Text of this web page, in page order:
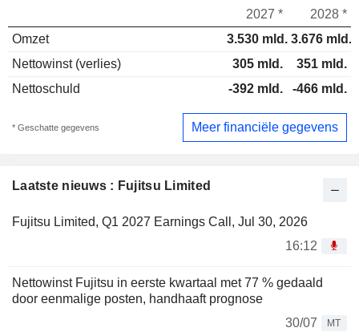
Laatste nieuws : Fujitsu Limited
Fujitsu Limited, Q1 2027 Earnings Call, Jul 30, 2026
16:12
Nettowinst Fujitsu in eerste kwartaal met 77 % gedaald
door eenmalige posten, handhaaft prognose
30/07
MT
2027 *
2028 *
Omzet
3.530 mld. 3.676 mld.
Nettowinst (verlies)
305 mld.
351 mld.
Nettoschuld
-392 mld. -466 mld.
* Geschatte gegevens Meer financiële gegevens